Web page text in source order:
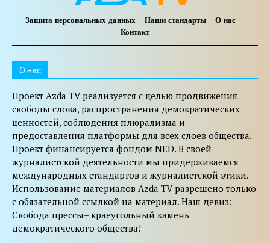
Защита персональных данных Наши стандарты
О нас
Контакт
O нас
Проект Azda TV реализуется с целью продвижения
свободы слова, распространения демократических
ценностей, соблюдения плюрализма и
предоставления платформы для всех слоев общества.
Проект финансируется фондом NED. В своей
журналистской деятельности мы придерживаемся
международных стандартов и журналистской этики.
Использование материалов Azda TV разрешено только
с обязательной ссылкой на материал. Наш девиз:
Свобода прессы– краеугольный камень
демократического общества!